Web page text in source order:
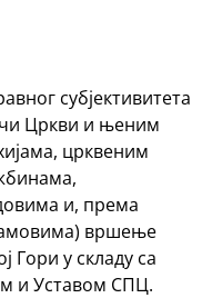
субјективитета
Цркви и њеним
црквеним
и, према
вршење
Гори у складу са
и Уставом СПЦ.